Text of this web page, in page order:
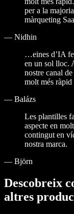
per a la
màrqueting
— Nidhin
…eines d’IA
en un sol lloc.
nostre canal
molt més
— Balázs
Les plantilles
aspecte en
contingut en
nostra marca.
— Björn
Descobreix
altres